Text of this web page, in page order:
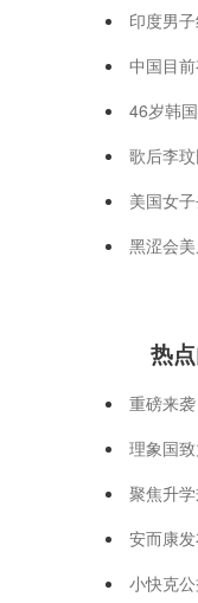
印度男
中国目
46岁韩
歌后李
美国女
黑涩会
热点
重磅来
理象国
聚焦升
安而康
小快克